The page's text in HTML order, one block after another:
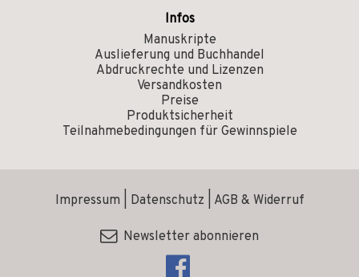
Infos
Manuskripte
Auslieferung und Buchhandel
Abdruckrechte und Lizenzen
Versandkosten
Preise
Produktsicherheit
Teilnahmebedingungen für Gewinnspiele
Impressum Datenschutz AGB & Widerruf
Newsletter abonnieren